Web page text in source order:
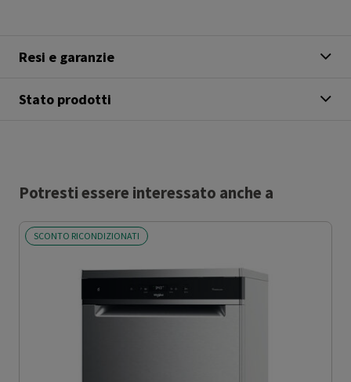
Resi e garanzie
Stato prodotti
Potresti essere interessato anche a
SCONTO RICONDIZIONATI